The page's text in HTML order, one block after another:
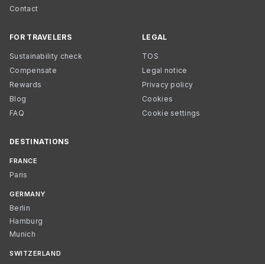
Contact
FOR TRAVELERS
Sustainability check
Compensate
Rewards
Blog
FAQ
LEGAL
TOS
Legal notice
Privacy policy
Cookies
Cookie settings
DESTINATIONS
FRANCE
Paris
GERMANY
Berlin
Hamburg
Munich
SWITZERLAND